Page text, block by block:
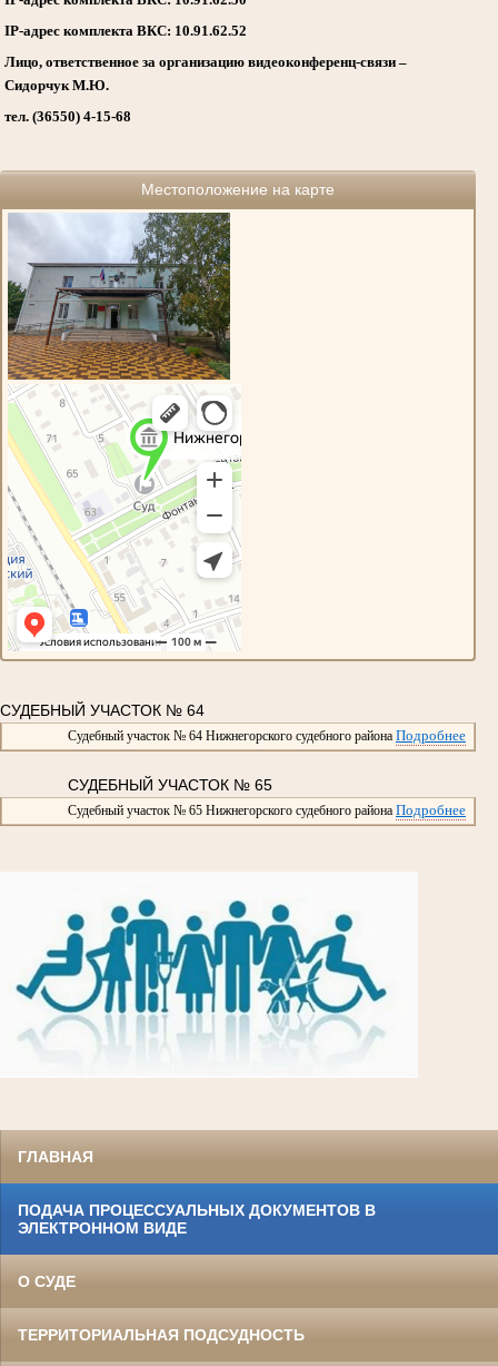
IP-адрес комплекта ВКС: 10.91.62.52
Лицо, ответственное за организацию видеоконференц-связи –
Сидорчук М.Ю.
тел. (36550) 4-15-68
Местоположение на карте
СУДЕБНЫЙ УЧАСТОК № 64
Судебный участок № 64 Нижнегорского судебного района Подробнее
СУДЕБНЫЙ УЧАСТОК № 65
Судебный участок № 65 Нижнегорского судебного района Подробнее
ГЛАВНАЯ
ПОДАЧА ПРОЦЕССУАЛЬНЫХ ДОКУМЕНТОВ В
ЭЛЕКТРОННОМ ВИДЕ
О СУДЕ
ТЕРРИТОРИАЛЬНАЯ ПОДСУДНОСТЬ